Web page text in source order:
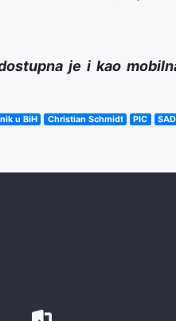
je i kao
u BiH Christian Schmidt PIC SAD